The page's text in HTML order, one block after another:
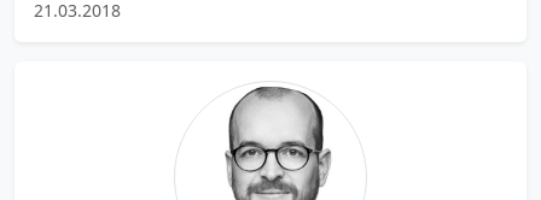
21.03.2018